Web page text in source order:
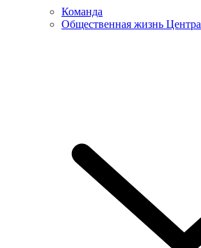
Команда
Общественная жизнь Центра